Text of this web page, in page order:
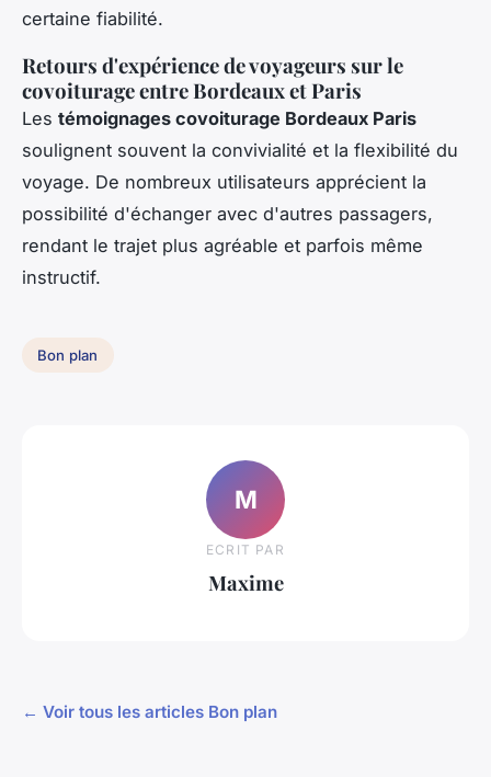
certaine fiabilité.
Retours d'expérience de voyageurs sur le
covoiturage entre Bordeaux et Paris
Les témoignages covoiturage Bordeaux Paris
soulignent souvent la convivialité et la flexibilité du
voyage. De nombreux utilisateurs apprécient la
possibilité d'échanger avec d'autres passagers,
rendant le trajet plus agréable et parfois même
instructif.
Bon plan
M
ECRIT PAR
Maxime
← Voir tous les articles Bon plan